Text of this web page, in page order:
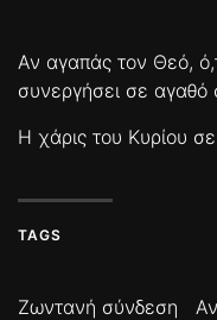
Αν αγαπάς τον Θεό,
συνεργήσει σε αγαθό
Η χάρις του Κυρίου
TAGS
Ζωντανή σύνδεση